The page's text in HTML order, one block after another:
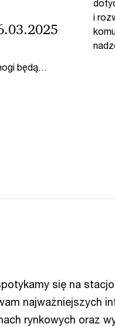
będą
i
się na
najważniejszych
rynkowych oraz